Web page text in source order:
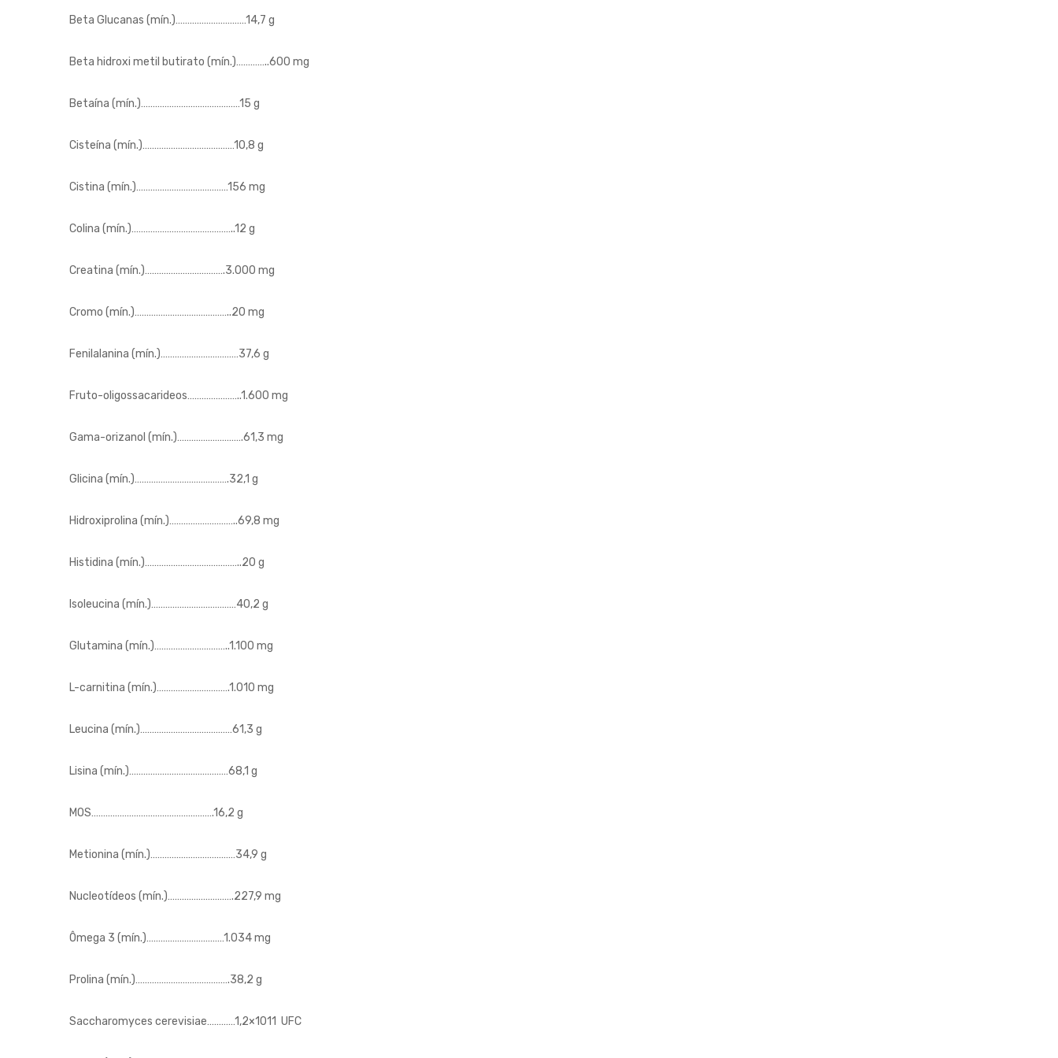
Beta Glucanas (mín.)…………………………14,7 g
Beta hidroxi metil butirato (mín.)…………..600 mg
Betaína (mín.)……………………………………15 g
Cisteína (mín.)…………………………………10,8 g
Cistina (mín.)…………………………………156 mg
Colina (mín.)……………………………………..12 g
Creatina (mín.)…………………………….3.000 mg
Cromo (mín.)…………………………………..20 mg
Fenilalanina (mín.)……………………………37,6 g
Fruto-oligossacarideos…………………..1.600 mg
Gama-orizanol (mín.)……………………….61,3 mg
Glicina (mín.)………………………………….32,1 g
Hidroxiprolina (mín.)………………………..69,8 mg
Histidina (mín.)…………………………………..20 g
Isoleucina (mín.)………………………………40,2 g
Glutamina (mín.)…………………………..1.100 mg
L-carnitina (mín.)………………………….1.010 mg
Leucina (mín.)…………………………………61,3 g
Lisina (mín.)……………………………………68,1 g
MOS…………………………………………….16,2 g
Metionina (mín.)………………………………34,9 g
Nucleotídeos (mín.)……………………….227,9 mg
Ômega 3 (mín.)……………………………1.034 mg
Prolina (mín.)………………………………….38,2 g
Saccharomyces cerevisiae…………1,2×1011 UFC